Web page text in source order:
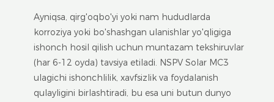
Ayniqsa, qirg'oqbo'yi yoki nam hududlarda
korroziya yoki bo'shashgan ulanishlar yo'qligiga
ishonch hosil qilish uchun muntazam tekshiruvlar
(har 6-12 oyda) tavsiya etiladi. NSPV Solar MC3
ulagichi ishonchlilik, xavfsizlik va foydalanish
qulayligini birlashtiradi, bu esa uni butun dunyo